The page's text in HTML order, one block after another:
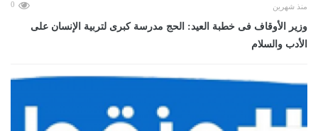
منذ شهرين 0
وزير الأوقاف فى خطبة العيد: الحج مدرسة كبرى لتربية الإنسان على
الأدب والسلام